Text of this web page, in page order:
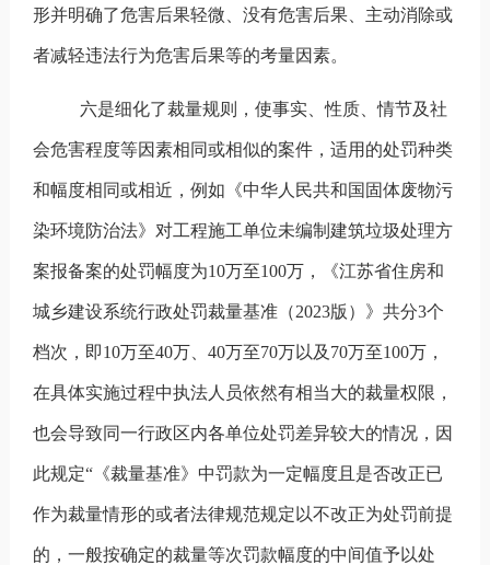
形并明确了危害后果轻微、没有危害后果、主动消除或
者减轻违法行为危害后果等的考量因素。
六是细化了裁量规则，使事实、性质、情节及社
会危害程度等因素相同或相似的案件，适用的处罚种类
和幅度相同或相近，例如《中华人民共和国固体废物污
染环境防治法》对工程施工单位未编制建筑垃圾处理方
案报备案的处罚幅度为10万至100万，《江苏省住房和
城乡建设系统行政处罚裁量基准（2023版）》共分3个
档次，即10万至40万、 40万至70万以及 70万至100万，
在具体实施过程中执法人员依然有相当大的裁量权限，
也会导致同一行政区内各单位处罚差异较大的情况，因
此规定“《裁量基准》中罚款为一定幅度且是否改正已
作为裁量情形的或者法律规范规定以不改正为处罚前提
的，一般按确定的裁量等次罚款幅度的中间值予以处